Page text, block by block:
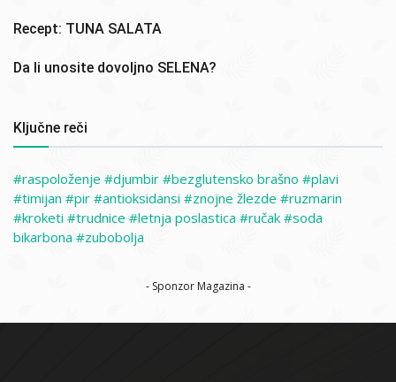
Recept: TUNA SALATA
Da li unosite dovoljno SELENA?
Ključne reči
raspoloženje djumbir bezglutensko brašno
plavi
timijan
pir antioksidansi znojne žlezde
ruzmarin
kroketi
trudnice letnja poslastica ručak
soda
bikarbona
zubobolja
- Sponzor Magazina -